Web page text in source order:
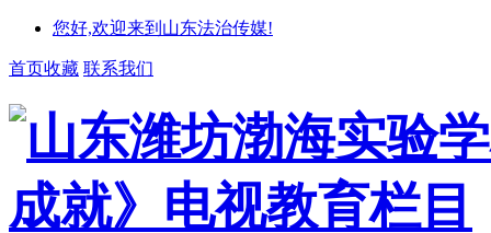
您好,欢迎来到山东法治传媒!
首页收藏 联系我们